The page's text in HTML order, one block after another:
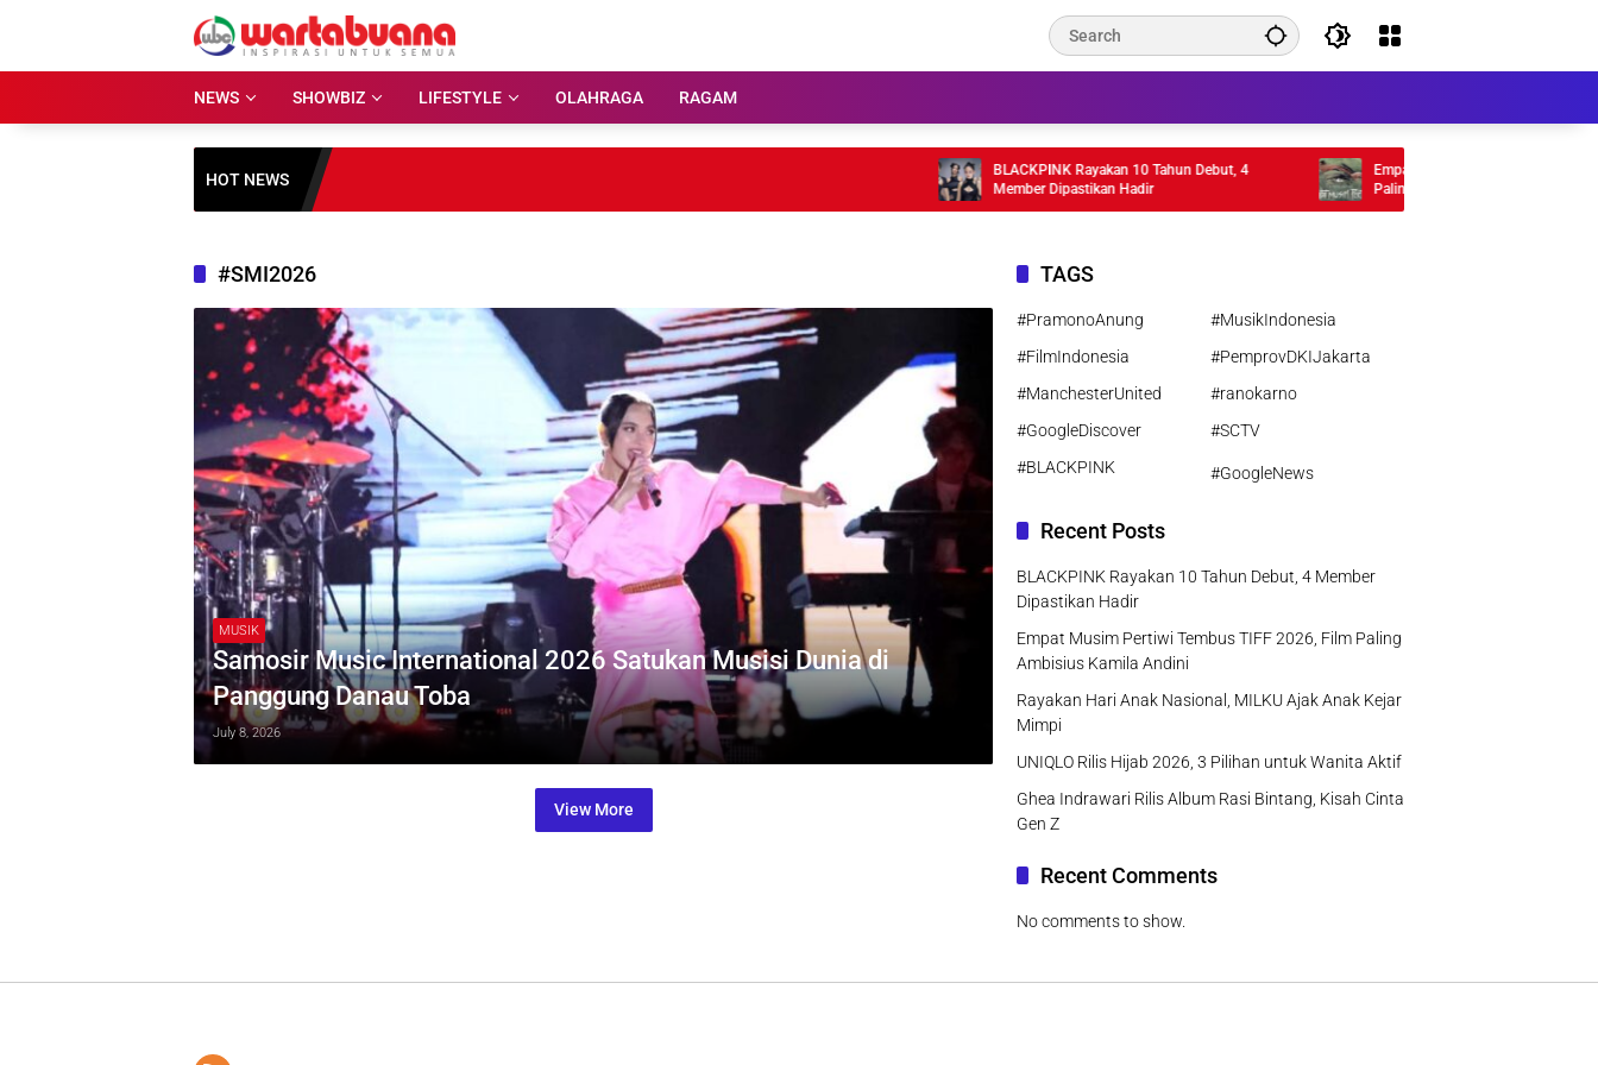
NEWS
SHOWBIZ LIFESTYLE OLAHRAGA RAGAM
HOT NEWS
BLACKPINK Rayakan 10 Tahun Debut, 4
Member Dipastikan Hadir
Empat Musim Pertiwi Tembus TIFF
Paling Ambisius Kamila Andini
#SMI2026
MUSIK
Samosir Music International 2026 Satukan Musisi Dunia di
Panggung Danau Toba
July 8, 2026
View More
TAGS
#PramonoAnung
#MusikIndonesia
#FilmIndonesia
#PemprovDKIJakarta
#ManchesterUnited
#ranokarno
#GoogleDiscover
#SCTV
#BLACKPINK
#GoogleNews
Recent Posts
BLACKPINK Rayakan 10 Tahun Debut, 4 Member
Dipastikan Hadir
Empat Musim Pertiwi Tembus TIFF 2026, Film Paling
Ambisius Kamila Andini
Rayakan Hari Anak Nasional, MILKU Ajak Anak Kejar
Mimpi
UNIQLO Rilis Hijab 2026, 3 Pilihan untuk Wanita Aktif
Ghea Indrawari Rilis Album Rasi Bintang, Kisah Cinta
Gen Z
Recent Comments
No comments to show.